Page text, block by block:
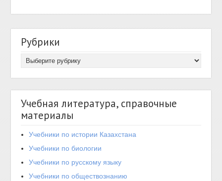
Рубрики
Учебная литература, справочные
материалы
Учебники по истории Казахстана
Учебники по биологии
Учебники по русскому языку
Учебники по обществознанию